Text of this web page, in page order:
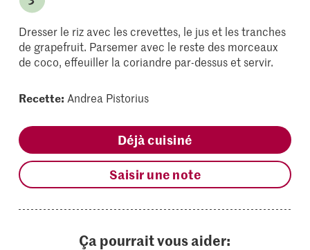
Dresser le riz avec les crevettes, le jus et les tranches
de grapefruit. Parsemer avec le reste des morceaux
de coco, effeuiller la coriandre par-dessus et servir.
Recette: Andrea Pistorius
Déjà cuisiné
Saisir une note
Ça pourrait vous aider: